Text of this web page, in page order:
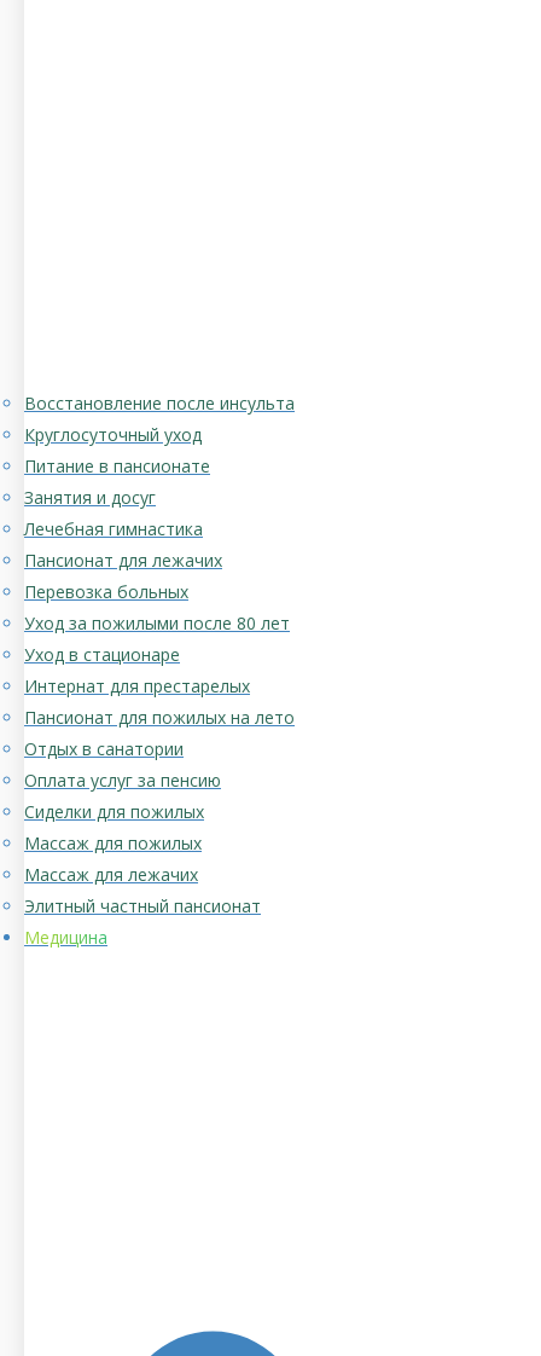
Восстановление после инсульта
Круглосуточный уход
Питание в пансионате
Занятия и досуг
Лечебная гимнастика
Пансионат для лежачих
Перевозка больных
Уход за пожилыми после 80 лет
Уход в стационаре
Интернат для престарелых
Пансионат для пожилых на лето
Отдых в санатории
Оплата услуг за пенсию
Сиделки для пожилых
Массаж для пожилых
Массаж для лежачих
Элитный частный пансионат
Медицина